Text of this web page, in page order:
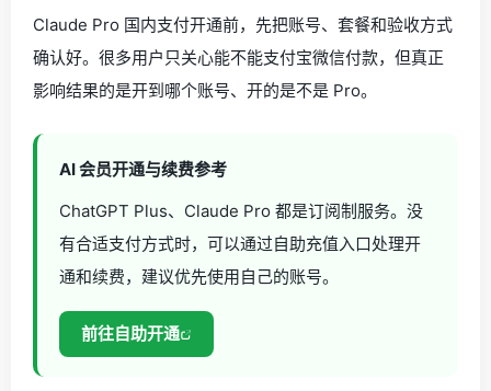
Claude Pro 国内支付开通前，先把账号、套餐和验收方式
确认好。很多用户只关心能不能支付宝微信付款，但真正
影响结果的是开到哪个账号、开的是不是 Pro。
AI 会员开通与续费参考
ChatGPT Plus、Claude Pro 都是订阅制服务。没
有合适支付方式时，可以通过自助充值入口处理开
通和续费，建议优先使用自己的账号。
前往自助开通